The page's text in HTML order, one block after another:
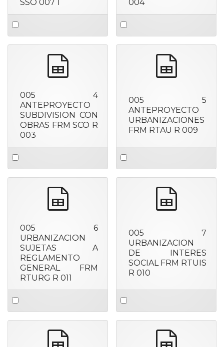
SSO 007 1
Select
an
item
004
Select
an
item
005 4
ANTEPROYECTO
SUBDIVISION CON
OBRAS FRM SCO R
003
Select
an
item
005 5
ANTEPROYECTO
URBANIZACIONES
FRM RTAU R 009
Select
an
item
005 6
URBANIZACION
SUJETAS A
REGLAMENTO
GENERAL FRM
RTURG R 011
Select
an
item
005 7
URBANIZACION
DE INTERES
SOCIAL FRM RTUIS
R 010
Select
an
item